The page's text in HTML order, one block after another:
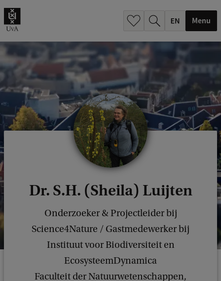
Menu
Dr. S.H. (Sheila) Luijten
Onderzoeker & Projectleider bij
Science4Nature / Gastmedewerker bij
Instituut voor Biodiversiteit en
EcosysteemDynamica
Faculteit der Natuurwetenschappen,